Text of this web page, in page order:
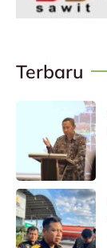
Terbaru